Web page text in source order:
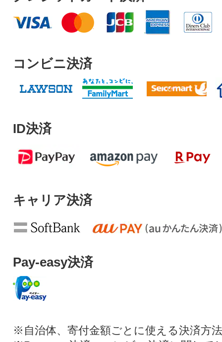
コンビニ決済
ID決済
キャリア決済
Pay-easy決済
※自治体、寄付金額ごとに使える決済方